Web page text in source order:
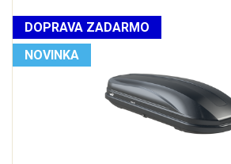
DOPRAVA ZADARMO
NOVINKA